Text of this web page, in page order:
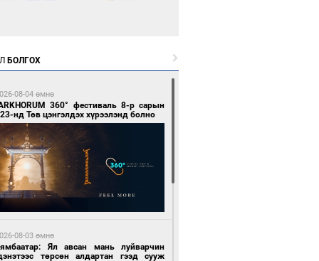
өмнө өмнө
жаргал үргэлжид ирнэ
орно, өдөртөө 24-26 хэм дулаан
БОЛГОХ
08-04 өмнө
360° фестиваль 8-р сарын
нд Төв цэнгэлдэх хүрээлэнд болно
08-03 өмнө
Ял авсан мань луйварчин
төрсөн алдартан гээд сууж